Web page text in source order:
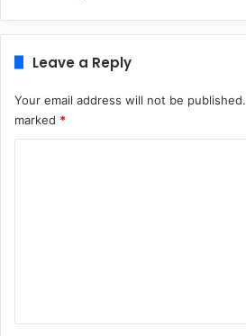
Leave a Reply
Your email address will not be published.
marked *